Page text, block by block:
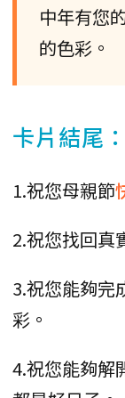
中年有您
的色彩。
卡片結尾：
1.祝您母親節
2.祝您找回真
3.祝您能夠完
彩。
4.祝您能夠解